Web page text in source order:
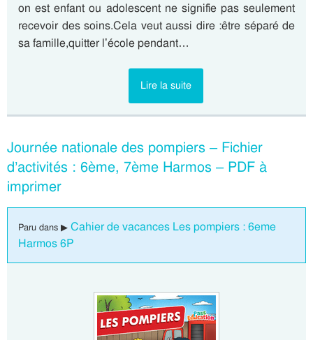
on est enfant ou adolescent ne signifie pas seulement
recevoir des soins.Cela veut aussi dire :être séparé de
sa famille,quitter l’école pendant…
Lire la suite
Journée nationale des pompiers – Fichier
d’activités : 6ème, 7ème Harmos – PDF à
imprimer
Paru dans ▶ Cahier de vacances Les pompiers : 6eme
Harmos 6P